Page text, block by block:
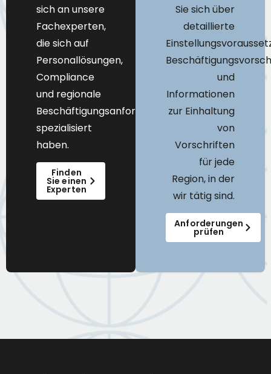
sich an unsere
Fachexperten,
die sich auf
Personallösungen,
Compliance
und regionale
Beschäftigungsanforderungen
spezialisiert
haben.
Finden
Sie einen
Experten
Sie sich über
detaillierte
und
Informationen
zur Einhaltung
von
Vorschriften
für jede
Region, in der
wir tätig sind.
Anforderungen
prüfen